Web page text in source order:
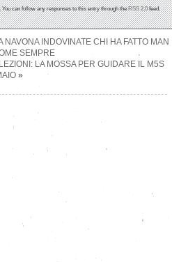
. You can follow any responses to this entry through theRSS 2.0feed.
INDOVINATE CHI HA FATTO MAN
SEMPRE
LA MOSSA PER GUIDARE IL M5S
»